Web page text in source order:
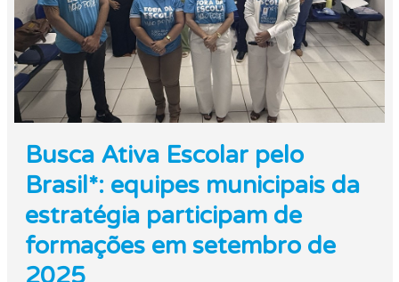
Busca Ativa Escolar pelo
Brasil*: equipes municipais da
estratégia participam de
formações em setembro de